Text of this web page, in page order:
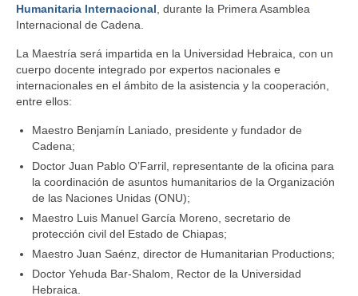
Humanitaria Internacional , durante la Primera Asamblea
Internacional de Cadena.
La Maestría será impartida en la Universidad Hebraica, con un
cuerpo docente integrado por expertos nacionales e
internacionales en el ámbito de la asistencia y la cooperación,
entre ellos:
Maestro Benjamín Laniado, presidente y fundador de
Cadena;
Doctor Juan Pablo O’Farril, representante de la oficina para
la coordinación de asuntos humanitarios de la Organización
de las Naciones Unidas (ONU);
Maestro Luis Manuel García Moreno, secretario de
protección civil del Estado de Chiapas;
Maestro Juan Saénz, director de Humanitarian Productions;
Doctor Yehuda Bar-Shalom, Rector de la Universidad
Hebraica.